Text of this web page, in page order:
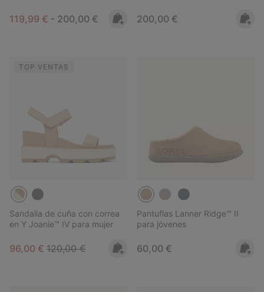
Minimum sale price:
119,99 € - Maximum price:
200,00 € Regular price:
200,00 €
TOP VENTAS
Sandalia de cuña con correa
en Y Joanie™ IV para mujer
Sale price:
96,00 € Regular price:
120,00 €
Pantuflas Lanner Ridge™ II
para jóvenes
Regular price:
60,00 €